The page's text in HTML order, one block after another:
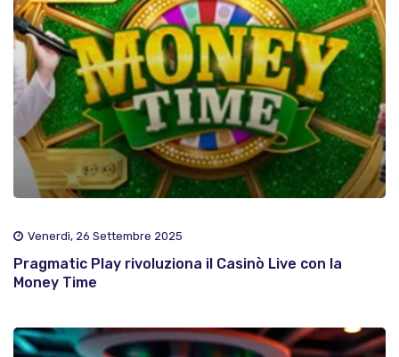
Venerdì, 26 Settembre 2025
Pragmatic Play rivoluziona il Casinò Live con la
Money Time